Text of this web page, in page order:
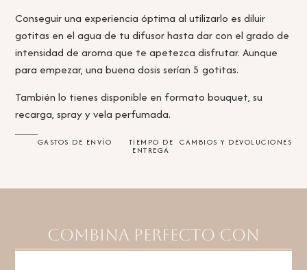
Conseguir una experiencia óptima al utilizarlo es diluir
gotitas en el agua de tu difusor hasta dar con el grado de
intensidad de aroma que te apetezca disfrutar. Aunque
para empezar, una buena dosis serían 5 gotitas.
También lo tienes disponible en formato bouquet, su
recarga, spray y vela perfumada.
GASTOS DE ENVÍO TIEMPO DE
ENTREGA
CAMBIOS Y DEVOLUCIONES
Combina perfecto con